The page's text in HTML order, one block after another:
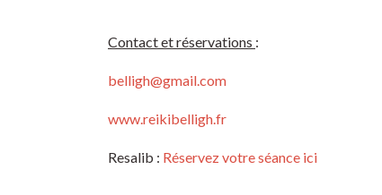
Contact et réservations :
belligh@gmail.com
www.reikibelligh.fr
Resalib : Réservez votre séance ici